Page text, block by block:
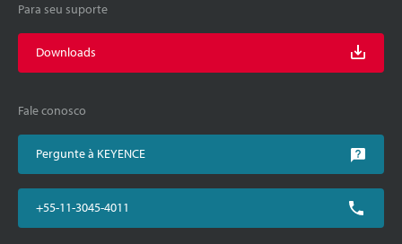
Para seu suporte
Downloads
Fale conosco
Pergunte à KEYENCE
+55-11-3045-4011